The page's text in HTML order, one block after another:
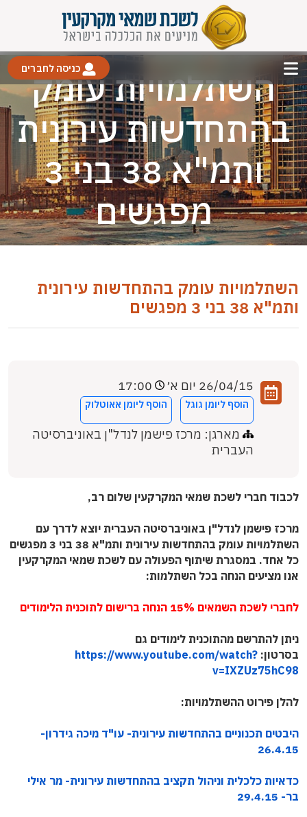
כניסה לחברים
השתלמויות עומק
בהתחדשות עירונית
ותמ"א 38 בני 3
מפגשים
השתלמויות עומק בהתחדשות עירונית
ותמ"א 38 בני 3 מפגשים
26/04/15 יום א׳
הוסף ליומן גוגל הוסף ליומן אאוטלוק
מארגן: מרכז פישמן לנדל"ן באוניברסיטה
העברית
לכבוד חברי לשכת שמאי המקרקעין שלום רב,
מרכז פישמן לנדל"ן באוניברסיטה העברית יוצא לדרך עם
השתלמויות עומק בהתחדשות עירונית ותמ"א 38 בני 3 מפגשים
כל אחד. במסגרת שיתוף הפעולה עם לשכת שמאי המקרקעין
אנו מציעים הנחה בכל השתלמות:
לחברי לשכת השמאים 15% הנחה ברישום לתוכנית הלימודים
ניתן להתרשם מהתוכנית לימודים גם
בסרטון: https://www.youtube.com/watch?
v=IXZUz75hC98
להלן פירוט ההשתלמויות:
היבטים תכנוניים בהתחדשות עירונית- עו"ד מיכה גידרון-
26.4.15
כדאיות כלכלית וניהול תקציב בהתחדשות עירונית- מר אילי
בר- 29.4.15